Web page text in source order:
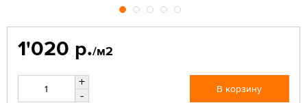
1'020 р./м2
+
-
В корзину